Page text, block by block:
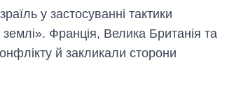
у застосуванні тактики
Франція, Велика Британія та
й закликали сторони